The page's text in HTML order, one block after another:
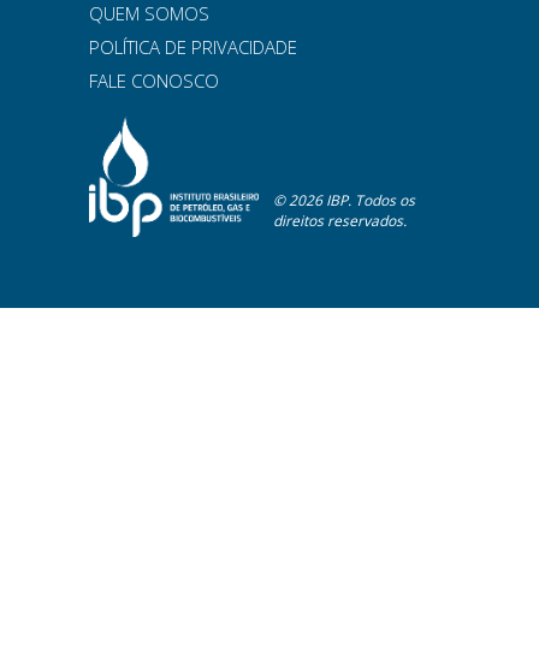
QUEM SOMOS
POLÍTICA DE PRIVACIDADE
FALE CONOSCO
© 2026 IBP. Todos os
direitos reservados.